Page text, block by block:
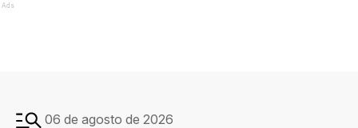
Ads
06 de agosto de 2026